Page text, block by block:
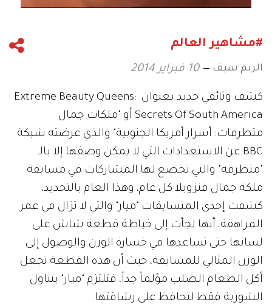
#مشاهير العالم
الريم سيف 10 فبراير 2014
كشف وثائقي جديد بعنوان Extreme Beauty Queens:
Secrets Of South America أو "ملكات جمال
متطرفات: أسرار أمريكا الجنوبية" والذي عرضته شبكة
BBC عن الاستعدادات التي لا يمكن وصفها إلا بالـ
"متطرفة" والتي تخضع لها المشاركات في مسابقة
ملكة جمال فنزويلا كل عام، وهذا العام بالتحديد،
كشفت إحدى المتسابقات "ميار" والتي لا تزال في عمر
المراهقة، أنها لجأت إلى خياطة قطعة شاش على
لسانها حتى تساعدها في خسارة الوزن والوصول إلى
الوزن المثالي للمسابقة، حيث أن هذه القطعة تجعل
أكل الطعام الصلب مؤلماً جداً، فتلتزم "ميار" بتناول
الشوربة فقط لتحافظ على رشاقتها.